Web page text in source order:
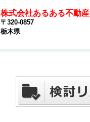
株式会社あるある不動産
〒320-0857
栃木県